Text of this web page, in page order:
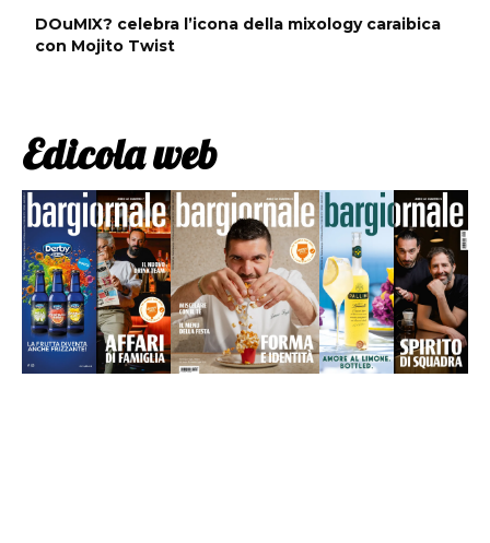
DOuMIX? celebra l’icona della mixology caraibica
con Mojito Twist
Edicola web